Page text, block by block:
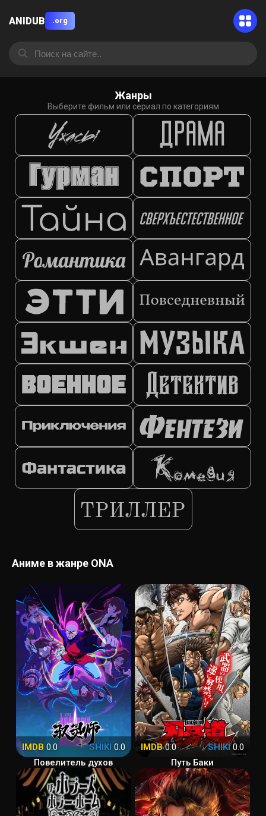
ANIDUB .org
Жанры
Выберите фильм или сериал по категориям
Аниме в жанре ONA
IMDB 0.0 SHIKI 0.0
Повелитель духов
IMDB0.0 SHIKI0.0
Путь Баки